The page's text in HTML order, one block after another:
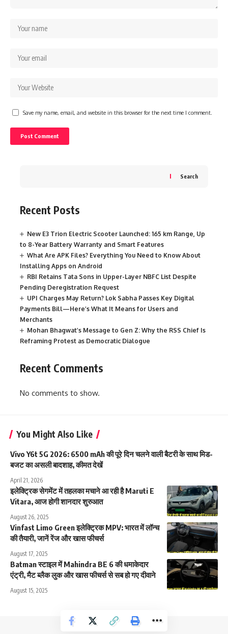
Save my name, email, and website in this browser for the next time I comment.
Search
Recent Posts
New E3 Trion Electric Scooter Launched: 165 km Range, Up
to 8-Year Battery Warranty and Smart Features
What Are APK Files? Everything You Need to Know About
Installing Apps on Android
RBI Retains Tata Sons in Upper-Layer NBFC List Despite
Pending Deregistration Request
UPI Charges May Return? Lok Sabha Passes Key Digital
Payments Bill—Here’s What It Means for Users and
Merchants
Mohan Bhagwat’s Message to Gen Z: Why the RSS Chief Is
Reframing Protest as Democratic Dialogue
Recent Comments
No comments to show.
You Might Also Like
Vivo Y6t 5G 2026: 6500 mAh की पूरे दिन चलने वाली बैटरी के साथ मिड-
बजट का असली बादशाह, कीमत देखें
April 21, 2026
इलेक्ट्रिक सेगमेंट में तहलका मचाने आ रही है Maruti E
Vitara, आज होगी शानदार शुरुआत
August 26, 2025
Vinfast Limo Green इलेक्ट्रिक MPV: भारत में लॉन्च
की तैयारी, जानें रेंज और खास फीचर्स
August 17, 2025
Batman स्टाइल में Mahindra BE 6 की धमाकेदार
एंट्री, मैट ब्लैक लुक और खास फीचर्स से सब हो गए दीवाने
August 15, 2025